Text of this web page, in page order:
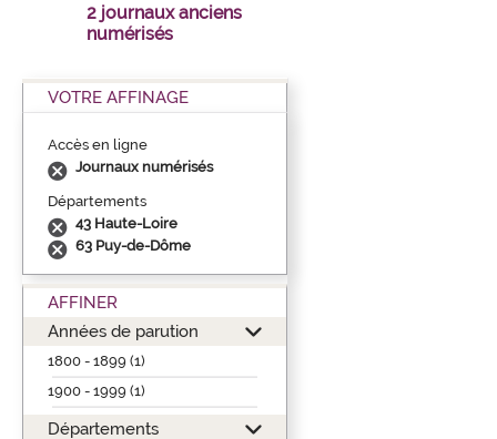
2 journaux anciens
numérisés
VOTRE AFFINAGE
Accès en ligne
Journaux numérisés
Départements
43 Haute-Loire
63 Puy-de-Dôme
AFFINER
Années de parution
1800 - 1899 (1)
1900 - 1999 (1)
Départements